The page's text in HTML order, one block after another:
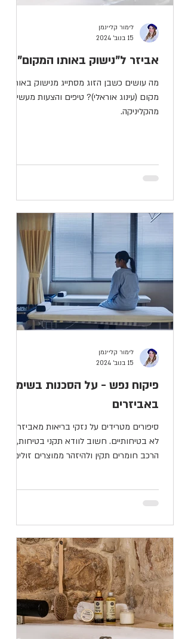
אביזר ל"נישוק באותו המקום"
מה עושים כשבן הזוג מסתייג מנישוק באותו
מקום (עינוג אוראלי)? טיפים והצעות מעשיות
מהקליניקה.
לימור קליינמן
15 בנוב׳ 2024
פיקוח נפש - על הסכנות בשימוש
באביזרים
סיפורים מטרידים על נזקי בריאות מאביזרי מין
לא בטיחותיים. חשוב לוודא תקני בטיחות,
הרכב חומרים תקין ולהיזהר ממוצרים זולים
לימור קליינמן
15 בנוב׳ 2024